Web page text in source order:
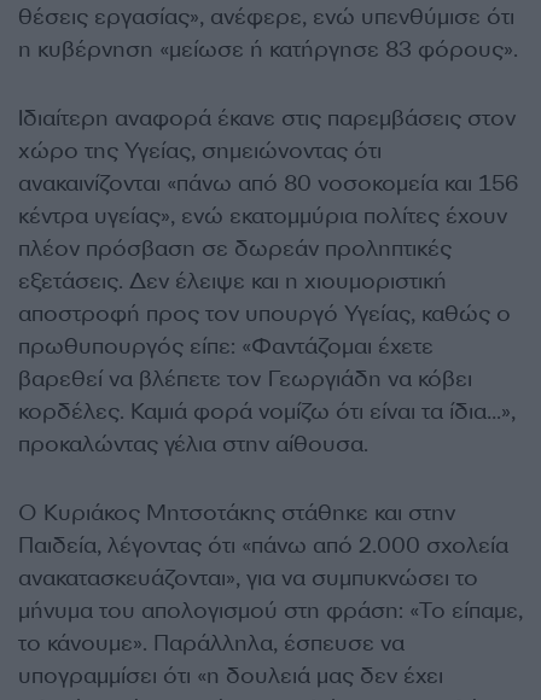
θέσεις εργασίας», ανέφερε, ενώ υπενθύμισε ότι
η κυβέρνηση «μείωσε ή κατήργησε 83 φόρους».
Ιδιαίτερη αναφορά έκανε στις παρεμβάσεις στον
χώρο της Υγείας, σημειώνοντας ότι
ανακαινίζονται «πάνω από 80 νοσοκομεία και 156
κέντρα υγείας», ενώ εκατομμύρια πολίτες έχουν
πλέον πρόσβαση σε δωρεάν προληπτικές
εξετάσεις. Δεν έλειψε και η χιουμοριστική
αποστροφή προς τον υπουργό Υγείας, καθώς ο
πρωθυπουργός είπε: «Φαντάζομαι έχετε
βαρεθεί να βλέπετε τον Γεωργιάδη να κόβει
κορδέλες. Καμιά φορά νομίζω ότι είναι τα ίδια…»,
προκαλώντας γέλια στην αίθουσα.
Ο Κυριάκος Μητσοτάκης στάθηκε και στην
Παιδεία, λέγοντας ότι «πάνω από 2.000 σχολεία
ανακατασκευάζονται», για να συμπυκνώσει το
μήνυμα του απολογισμού στη φράση: «Το είπαμε,
το κάνουμε». Παράλληλα, έσπευσε να
υπογραμμίσει ότι «η δουλειά μας δεν έχει